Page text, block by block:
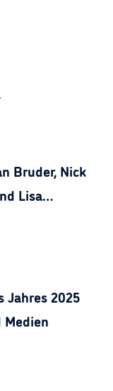
Bruder, Nick
Lisa
Jahres 2025